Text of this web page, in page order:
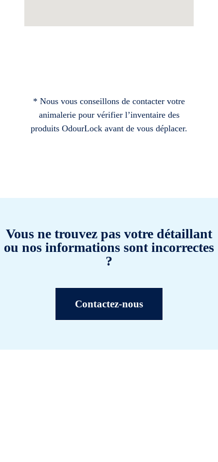
* Nous vous conseillons de contacter votre
animalerie pour vérifier l’inventaire des
produits OdourLock avant de vous déplacer.
Vous ne trouvez pas votre détaillant
ou nos informations sont incorrectes
?
Contactez-nous